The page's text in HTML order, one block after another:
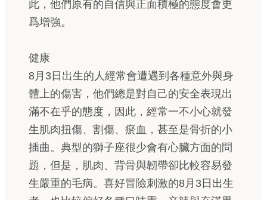
此，他們原有的自信與正面積極的態度會更
爲增強。
健康
8月3日出生的人經常會遭遇到各種意外與身
體上的傷害，他們總是對自己的安全表現出
滿不在乎的態度，因此，經常一不小心就發
生肌肉扭傷、割傷、瘀血，甚至是骨折的小
插曲。典型的獅子座很少會有心臟方面的問
題，但是，肌肉、背骨與韌帶卻比較容易發
生嚴重的毛病。喜好冒險刺激的8月3日出生